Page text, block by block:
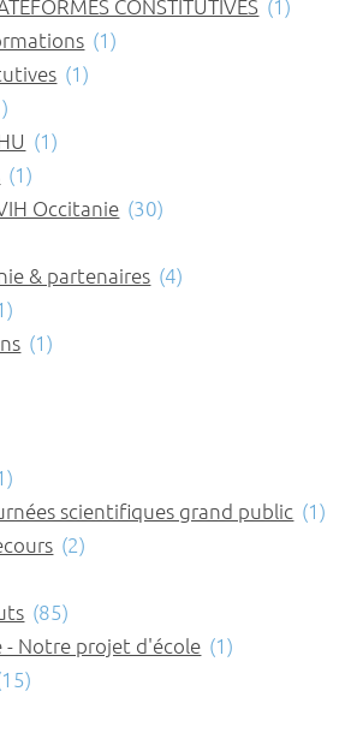
CONSTITUTIVES (1)
(1)
(1)
(1)
(1)
Occitanie (30)
& partenaires (4)
(1)
scientifiques grand public (1)
(2)
(85)
Notre projet d'école (1)